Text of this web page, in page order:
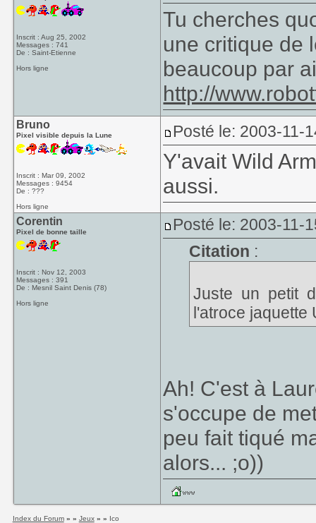
Inscrit : Aug 25, 2002
Messages : 741
De : Saint-Etienne
Hors ligne
Tu cherches
une critique de
beaucoup par
http://
Bruno
Pixel visible depuis la Lune
Inscrit : Mar 09, 2002
Messages : 9454
De : ???
Hors ligne
Posté le: 2003-11-
Y'avait Wild
aussi.
Corentin
Pixel de bonne taille
Inscrit : Nov 12, 2003
Messages : 391
De : Mesnil Saint Denis (78)
Hors ligne
Posté le: 2003-11-
Citation :
Juste un petit
l'atroce jaquette
Ah! C'est à
s'occupe de
peu fait tiqué
alors... ;o))
Index du Forum» » Jeux» » Ico